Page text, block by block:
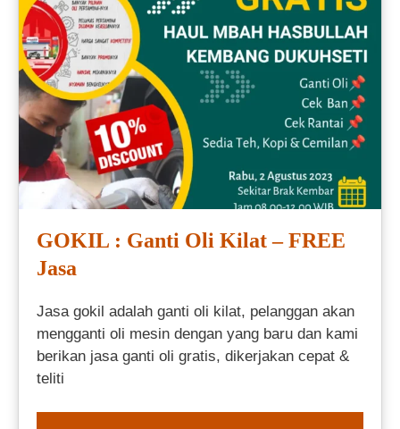
GOKIL : Ganti Oli Kilat – FREE
Jasa
Jasa gokil adalah ganti oli kilat, pelanggan akan
mengganti oli mesin dengan yang baru dan kami
berikan jasa ganti oli gratis, dikerjakan cepat &
teliti